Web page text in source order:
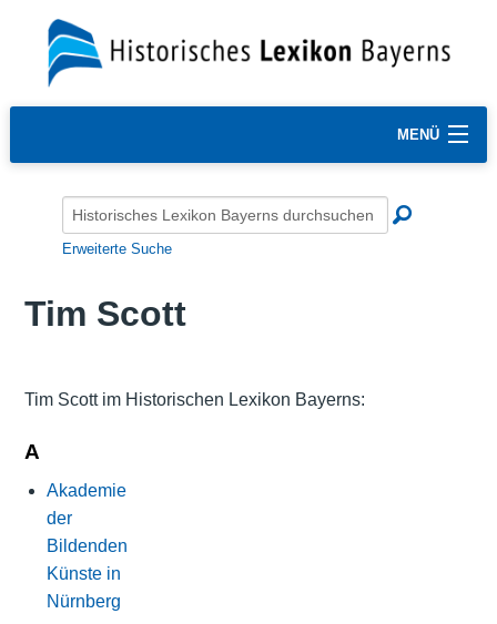
MENÜ
Erweiterte Suche
Tim Scott
Tim Scott im Historischen Lexikon Bayerns:
A
Akademie
der
Bildenden
Künste in
Nürnberg